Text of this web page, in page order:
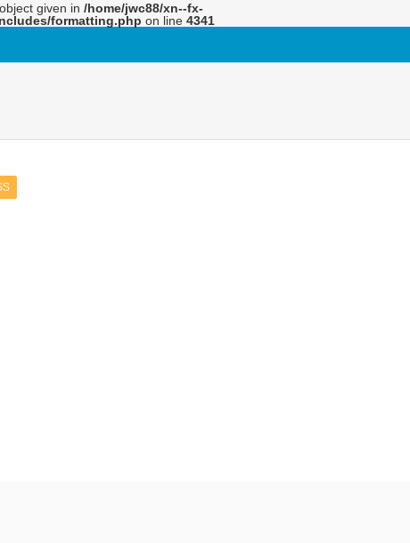
given in /home/jwc88/xn--fx-
formatting.php on line 4341